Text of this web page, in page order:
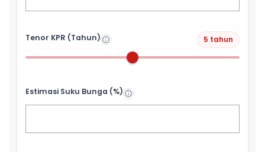
Tenor KPR (Tahun) 5 tahun
Estimasi Suku Bunga (%)